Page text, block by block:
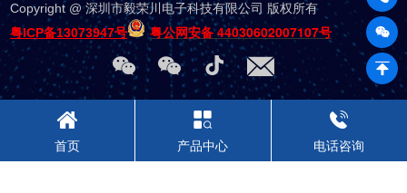
Copyright @ 深圳市毅荣川电子科技有限公司 版权所有
粤ICP备13073947号
粤公网安备 44030602007107号
首页 产品中心 电话咨询